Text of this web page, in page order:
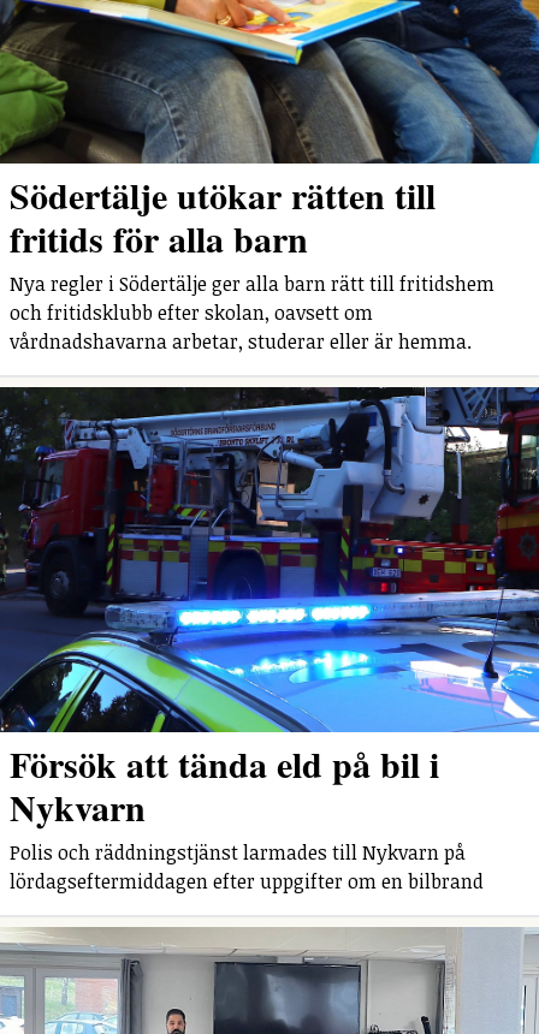
Södertälje utökar rätten till
fritids för alla barn
Nya regler i Södertälje ger alla barn rätt till fritidshem
och fritidsklubb efter skolan, oavsett om
vårdnadshavarna arbetar, studerar eller är hemma.
Försök att tända eld på bil i
Nykvarn
Polis och räddningstjänst larmades till Nykvarn på
lördagseftermiddagen efter uppgifter om en bilbrand